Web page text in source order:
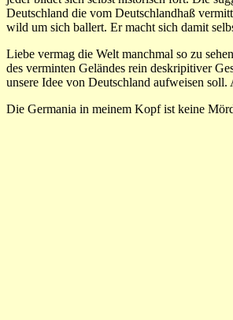
Deutschland die vom Deutschlandhaß
wild um sich ballert. Er macht sich damit
Liebe vermag die Welt manchmal so zu
des verminten Geländes rein deskripitiver
unsere Idee von Deutschland aufweisen
Die Germania in meinem Kopf ist keine